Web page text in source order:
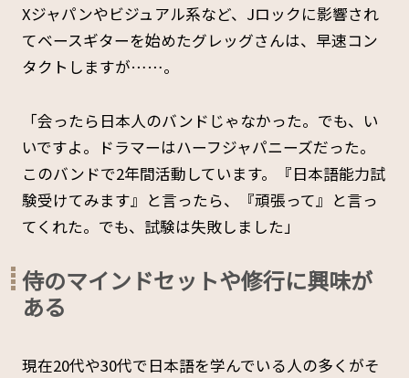
Xジャパンやビジュアル系など、Jロックに影響され
てベースギターを始めたグレッグさんは、早速コン
タクトしますが……。
「会ったら日本人のバンドじゃなかった。でも、い
いですよ。ドラマーはハーフジャパニーズだった。
このバンドで2年間活動しています。『日本語能力試
験受けてみます』と言ったら、『頑張って』と言っ
てくれた。でも、試験は失敗しました」
侍のマインドセットや修行に興味が
ある
現在20代や30代で日本語を学んでいる人の多くがそ